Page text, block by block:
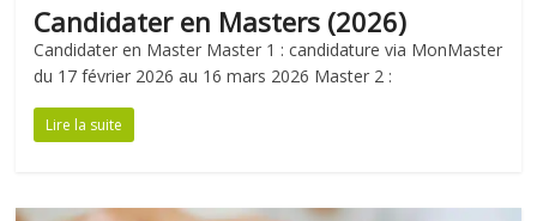
Candidater en Masters (2026)
Candidater en Master Master 1 : candidature via MonMaster
du 17 février 2026 au 16 mars 2026 Master 2 :
Lire la suite